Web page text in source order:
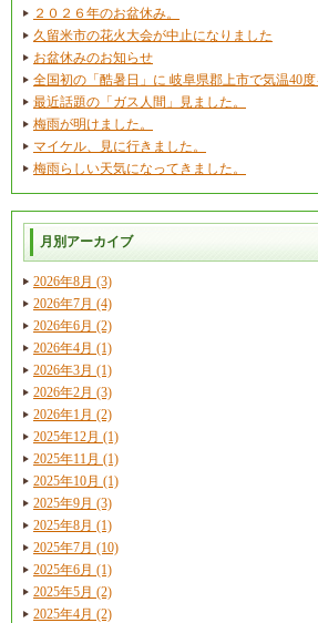
２０２６年のお盆休み。
久留米市の花火大会が中止になりました
お盆休みのお知らせ
全国初の「酷暑日」に 岐阜県郡上市で気温40
最近話題の「ガス人間」見ました。
梅雨が明けました。
マイケル、見に行きました。
梅雨らしい天気になってきました。
月別アーカイブ
2026年8月 (3)
2026年7月 (4)
2026年6月 (2)
2026年4月 (1)
2026年3月 (1)
2026年2月 (3)
2026年1月 (2)
2025年12月 (1)
2025年11月 (1)
2025年10月 (1)
2025年9月 (3)
2025年8月 (1)
2025年7月 (10)
2025年6月 (1)
2025年5月 (2)
2025年4月 (2)